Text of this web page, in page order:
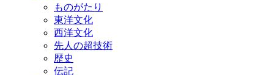
ものがたり
東洋文化
西洋文化
先人の超技術
歴史
伝記